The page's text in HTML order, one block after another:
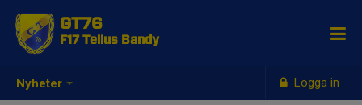
Nyheter Logga in
GT76
F17 Tellus Bandy